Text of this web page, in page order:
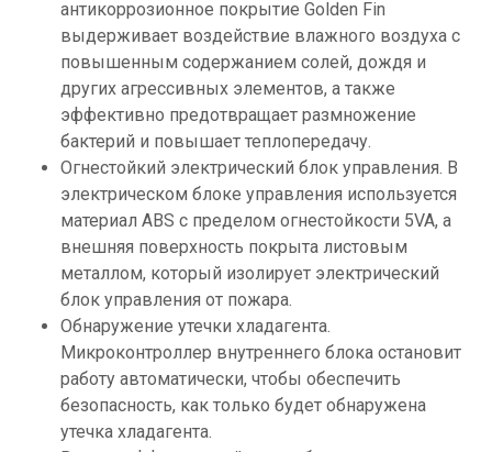
антикоррозионное покрытие Golden Fin
выдерживает воздействие влажного воздуха с
повышенным содержанием солей, дождя и
других агрессивных элементов, а также
эффективно предотвращает размножение
бактерий и повышает теплопередачу.
Огнестойкий электрический блок управления. В
электрическом блоке управления используется
материал ABS с пределом огнестойкости 5VA, а
внешняя поверхность покрыта листовым
металлом, который изолирует электрический
блок управления от пожара.
Обнаружение утечки хладагента.
Микроконтроллер внутреннего блока остановит
работу автоматически, чтобы обеспечить
безопасность, как только будет обнаружена
утечка хладагента.